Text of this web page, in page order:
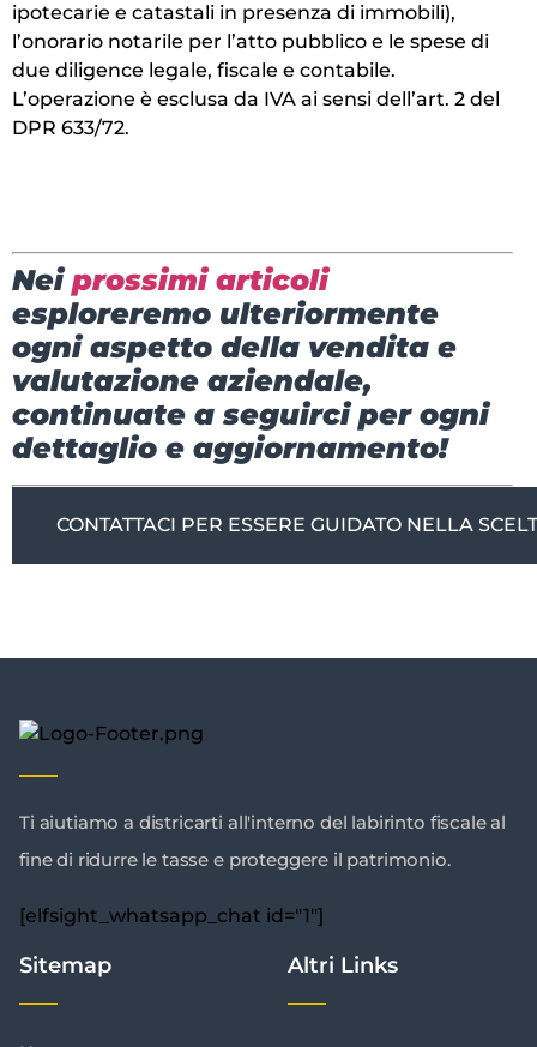
ipotecarie e catastali in presenza di immobili),
l’onorario notarile per l’atto pubblico e le spese di
due diligence legale, fiscale e contabile.
L’operazione è esclusa da IVA ai sensi dell’art. 2 del
DPR 633/72.
Neiprossimi articoli
esploreremo ulteriormente
ogni aspetto della vendita e
valutazione aziendale,
continuate a seguirci per ogni
dettaglio e aggiornamento!
CONTATTACI PER ESSERE GUIDATO NELLA
Ti aiutiamo a districarti all'interno del labirinto fiscale al
fine di ridurre le tasse e proteggere il patrimonio.
[elfsight_whatsapp_chat id="1"]
Sitemap Altri Links